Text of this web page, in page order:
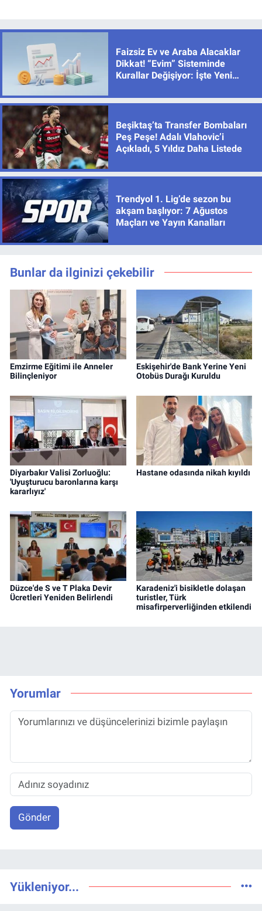
Faizsiz Ev ve Araba Alacaklar
Dikkat! “Evim” Sisteminde
Kurallar Değişiyor: İşte Yeni
Beşiktaş’ta Transfer Bombaları
Peş Peşe! Adalı Vlahovic’i
Açıkladı, 5 Yıldız Daha Listede
Trendyol 1. Lig’de sezon bu
akşam başlıyor: 7 Ağustos
Maçları ve Yayın Kanalları
Bunlar da ilginizi çekebilir
Emzirme Eğitimi ile Anneler
Bilinçleniyor
Eskişehir'de Bank Yerine Yeni
Otobüs Durağı Kuruldu
Diyarbakır Valisi Zorluoğlu:
'Uyuşturucu baronlarına karşı
kararlıyız'
Hastane odasında nikah kıyıldı
Düzce'de S ve T Plaka Devir
Ücretleri Yeniden Belirlendi
Karadeniz'i bisikletle dolaşan
turistler, Türk
misafirperverliğinden etkilendi
Yorumlar
Gönder
Yükleniyor...